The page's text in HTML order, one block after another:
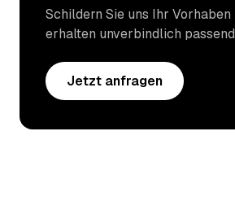
Schildern Sie uns Ihr
erhalten unverbindlich
Jetzt anfragen